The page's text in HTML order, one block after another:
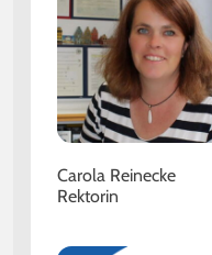
Carola Reinecke
Rektorin